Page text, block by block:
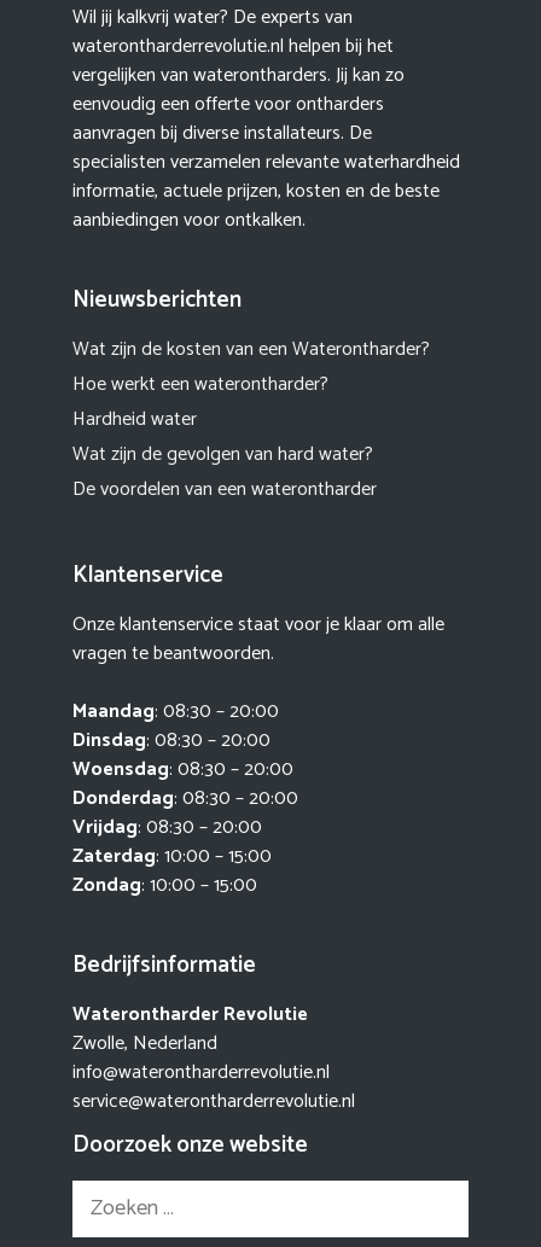
Wil jij kalkvrij water? De experts van
waterontharderrevolutie.nl helpen bij het
vergelijken van waterontharders. Jij kan zo
eenvoudig een offerte voor ontharders
aanvragen bij diverse installateurs. De
specialisten verzamelen relevante waterhardheid
informatie, actuele prijzen, kosten en de beste
aanbiedingen voor ontkalken.
Nieuwsberichten
Wat zijn de kosten van een Waterontharder?
Hoe werkt een waterontharder?
Hardheid water
Wat zijn de gevolgen van hard water?
De voordelen van een waterontharder
Klantenservice
Onze klantenservice staat voor je klaar om alle
vragen te beantwoorden.
Maandag: 08:30 – 20:00
Dinsdag: 08:30 – 20:00
Woensdag: 08:30 – 20:00
Donderdag: 08:30 – 20:00
Vrijdag: 08:30 – 20:00
Zaterdag: 10:00 – 15:00
Zondag: 10:00 – 15:00
Bedrijfsinformatie
Waterontharder Revolutie
Zwolle, Nederland
info@waterontharderrevolutie.nl
service@waterontharderrevolutie.nl
Doorzoek onze website
Zoek
naar: